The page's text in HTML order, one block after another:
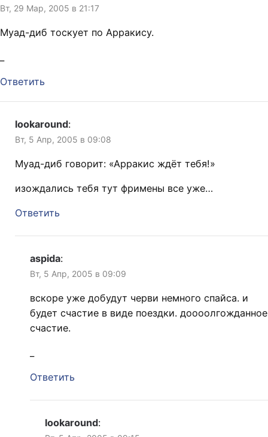
Вт, 29 Мар, 2005 в 21:17
Муад-диб тоскует по Арракису.
Ответить
lookaround:
Вт, 5 Апр, 2005 в 09:08
Муад-диб говорит: «Арракис ждёт тебя!»
изождались тебя тут фримены все уже…
Ответить
aspida:
Вт, 5 Апр, 2005 в 09:09
вскоре уже добудут черви немного спайса. и
будет счастие в виде поездки. доооолгожданное
счастие.
Ответить
lookaround: